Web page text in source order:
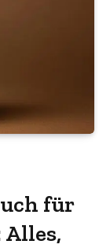
für
Alles,